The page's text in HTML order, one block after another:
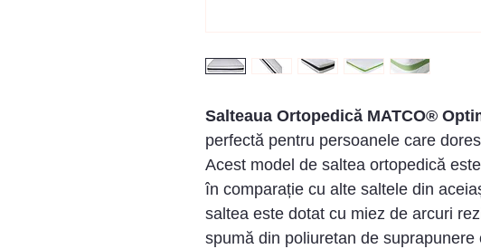
Salteaua Ortopedică MATCO®
perfectă pentru persoanele care
Acest model de saltea ortopedică
în comparație cu alte saltele din
saltea este dotat cu miez de arcuri
spumă din poliuretan de